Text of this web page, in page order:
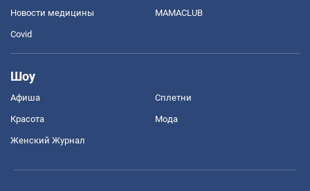
Новости медицины MAMACLUB
Covid
Шоу
Афиша Сплетни
Красота Мода
Женский Журнал